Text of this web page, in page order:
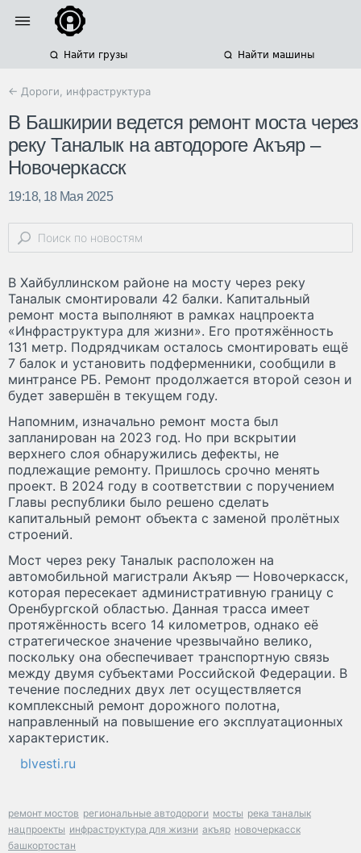
Найти грузы Найти машины
← Дороги, инфраструктура
В Башкирии ведется ремонт моста через
реку Таналык на автодороге Акъяр –
Новочеркасск
19:18, 18 Мая 2025
В Хайбуллинском районе на мосту через реку
Таналык смонтировали 42 балки. Капитальный
ремонт моста выполняют в рамках нацпроекта
«Инфраструктура для жизни». Его протяжённость
131 метр. Подрядчикам осталось смонтировать ещё
7 балок и установить подферменники, сообщили в
минтрансе РБ. Ремонт продолжается второй сезон и
будет завершён в текущем году.
Напомним, изначально ремонт моста был
запланирован на 2023 год. Но при вскрытии
верхнего слоя обнаружились дефекты, не
подлежащие ремонту. Пришлось срочно менять
проект. В 2024 году в соответствии с поручением
Главы республики было решено сделать
капитальный ремонт объекта с заменой пролётных
строений.
Мост через реку Таналык расположен на
автомобильной магистрали Акъяр — Новочеркасск,
которая пересекает административную границу с
Оренбургской областью. Данная трасса имеет
протяжённость всего 14 километров, однако её
стратегическое значение чрезвычайно велико,
поскольку она обеспечивает транспортную связь
между двумя субъектами Российской Федерации. В
течение последних двух лет осуществляется
комплексный ремонт дорожного полотна,
направленный на повышение его эксплуатационных
характеристик.
blvesti.ru
ремонт мостов региональные автодороги мосты река таналык
нацпроекты инфраструктура для жизни акъяр новочеркасск
башкортостан